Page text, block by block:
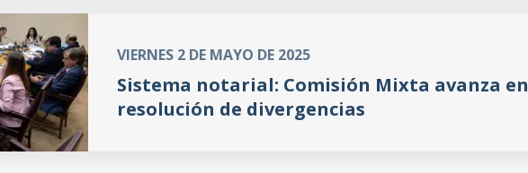
VIERNES 2 DE MAYO DE 2025
Sistema notarial: Comisión Mixta avanza en
resolución de divergencias